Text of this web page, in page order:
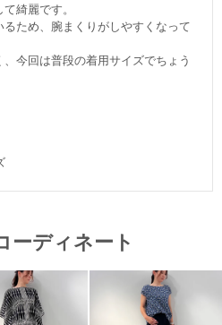
綺麗です。
ため、腕まくりがしやすくなって
今回は普段の着用サイズでちょう
ーディネート